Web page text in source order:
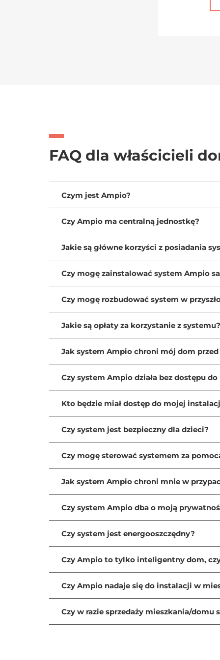
FAQ dla właścicieli
Czym jest Ampio?
Czy Ampio ma centralną jednostkę?
Jakie są główne korzyści z posiadania
- Oszczędność: Optymalizacja zużycia
Więcej informacji na temat szczegółowych
Czy mogę zainstalować system Ampio
Czy mogę rozbudować system w
Jakie są opłaty za korzystanie z systemu?
Jak system Ampio chroni mój dom przed
Czy system Ampio działa bez dostępu
Kto będzie miał dostęp do mojej
Lokalny dostęp
- Dostęp do instalacji mają tylko osoby, które
Dostęp zdalny (przez chmurę Ampio Cloud)
- Aby uzyskać zdalny dostęp, użytkownik
znacznie bezpieczniejsze niż udostępnianie
Właściciel instalacji ma zawsze pełny
Instalator również może uzyskać zdalny
wdrażania.
Czy system jest bezpieczny dla dzieci?
Czy mogę sterować systemem za
Jak system Ampio chroni mnie w
Czy system Ampio dba o moją
Czy system jest energooszczędny?
Czy Ampio to tylko inteligentny dom,
Czy Ampio nadaje się do instalacji w
Czy w razie sprzedaży mieszkania/